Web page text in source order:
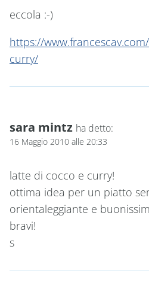
eccola :-)
https://
curry/
sara mintz ha detto:
16 Maggio 2010 alle 20:33
latte di cocco e curry!
ottima idea per un piatto
orientaleggiante e
bravi!
s